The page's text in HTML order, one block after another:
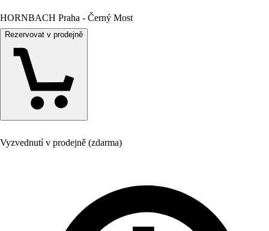
HORNBACH Praha - Černý Most
Rezervovat v prodejně
Vyzvednutí v prodejně (zdarma)